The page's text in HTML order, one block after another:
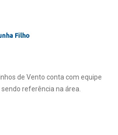
Filho
de Vento conta com equipe
referência na área.